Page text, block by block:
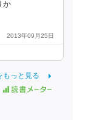
か
2013年09月25日
もっと見る